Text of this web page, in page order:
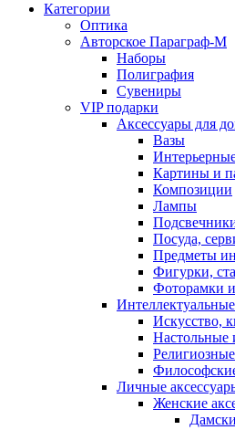
Категории
Оптика
Авторское Параграф-М
Наборы
Полиграфия
Сувениры
VIP подарки
Аксессуары для
Вазы
Картины и
Композиции
Лампы
Посуда,
Предметы
Фигурки,
Фоторамки
Искусство,
Настольные
Личные
Женские